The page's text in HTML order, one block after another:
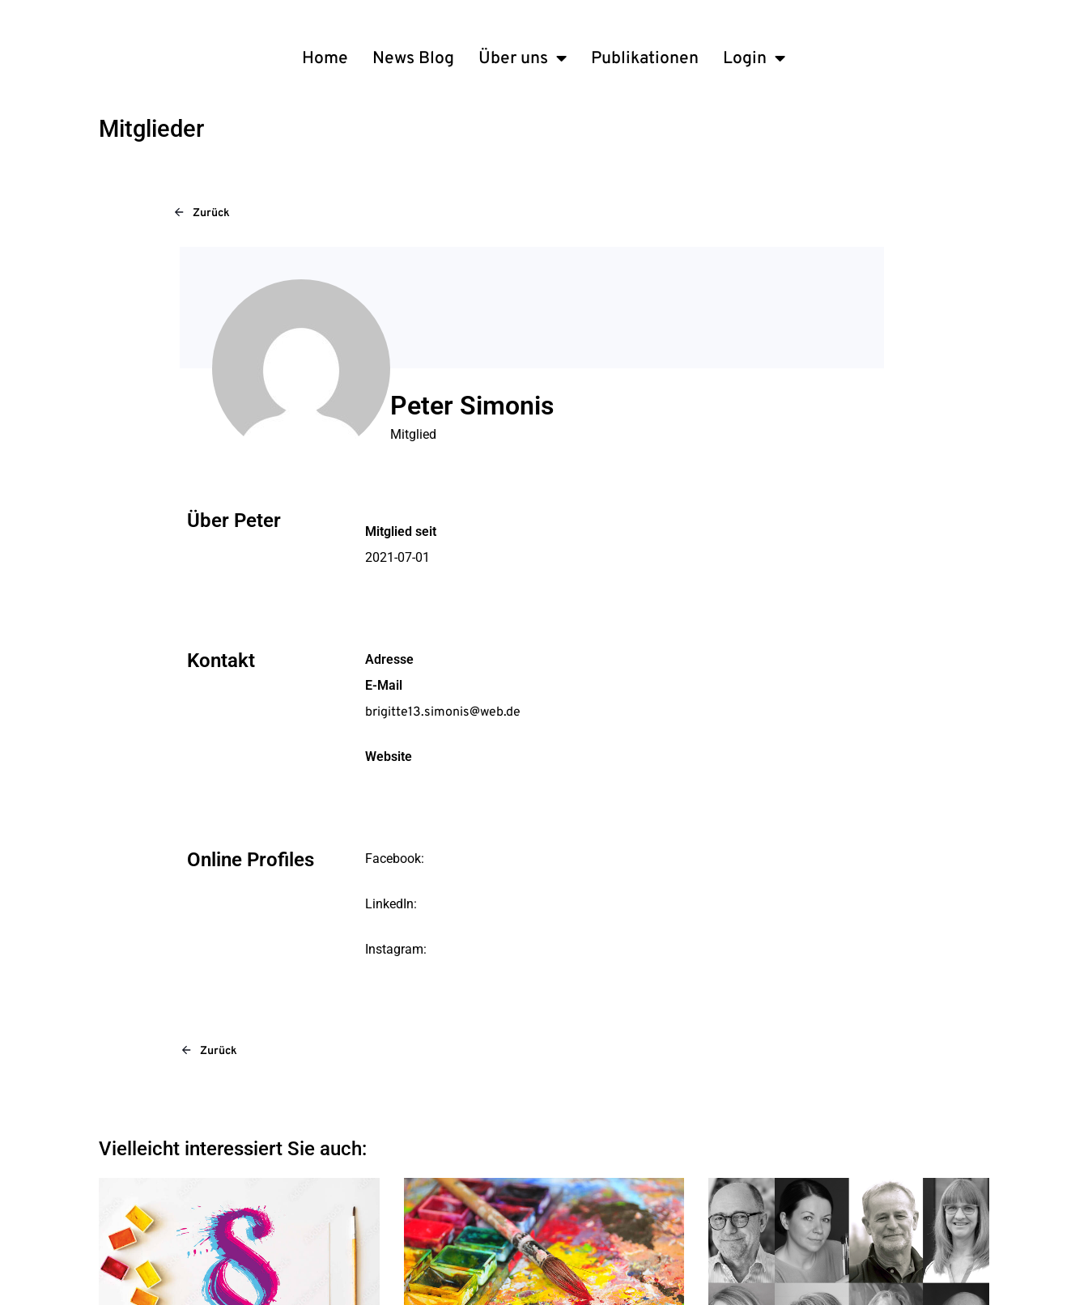
Home News Blog Über uns Publikationen Login
Mitglieder
Zurück
Peter Simonis
Mitglied
Über Peter
Mitglied seit
2021-07-01
Kontakt
Adresse
E-Mail
brigitte13.simonis@web.de
Website
Online Profiles Facebook:
LinkedIn:
Instagram:
Zurück
Vielleicht interessiert Sie auch: